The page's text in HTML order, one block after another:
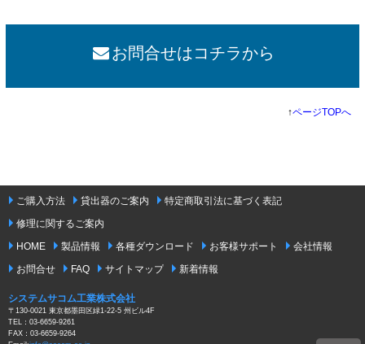
お問合せはコチラから
↑ページTOPへ
ご購入方法 貸出器のご案内
特定商取引法に基づく表記
修理に関するご案内
HOME
製品情報 各種ダウンロード お客様サポート
会社情報
お問合せ
FAQ サイトマップ 新着情報
システムサコム工業株式会社
〒130-0021 東京都墨田区緑1-22-5 州ビル4F
TEL：03-6659-9261
FAX：03-6659-9264